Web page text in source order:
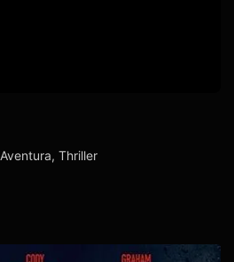
Aventura, Thriller